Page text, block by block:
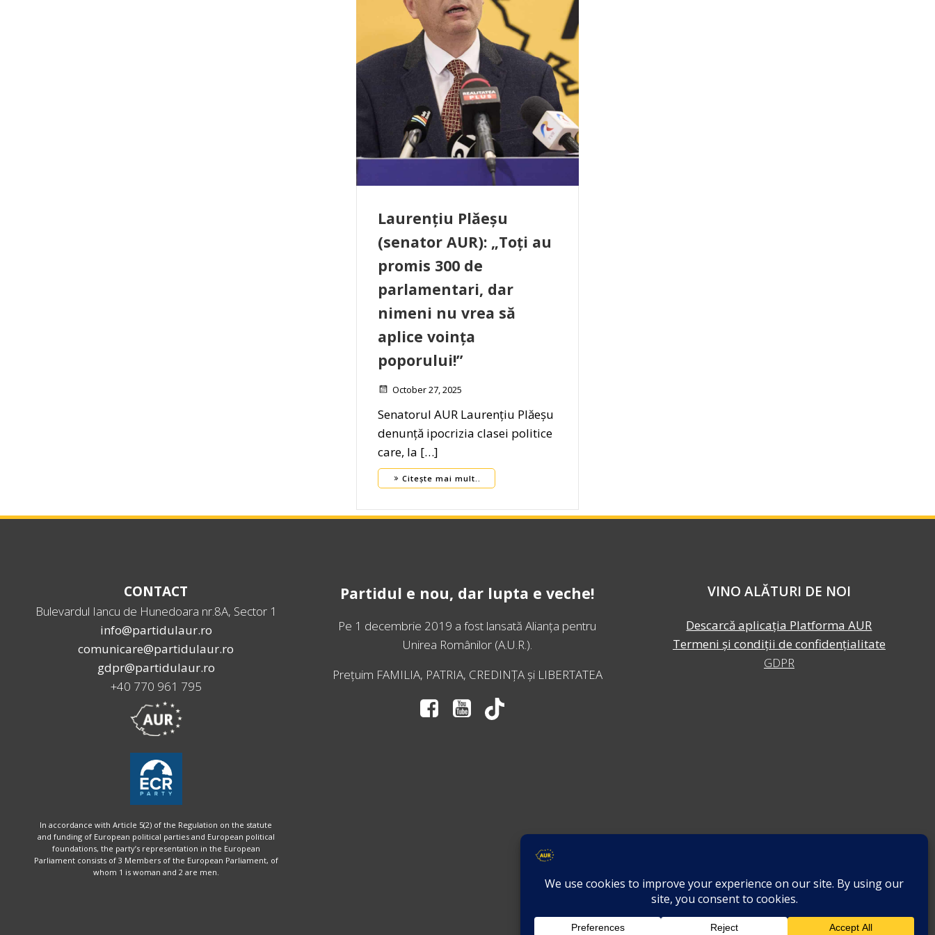
Laurențiu Plăeșu
(senator AUR): „Toți au
promis 300 de
parlamentari, dar
nimeni nu vrea să
aplice voința
poporului!”
October 27, 2025
Senatorul AUR Laurențiu Plăeșu
denunță ipocrizia clasei politice
care, la […]
Citește mai mult..
CONTACT
Bulevardul Iancu de Hunedoara nr.8A, Sector 1
info@partidulaur.ro
comunicare@partidulaur.ro
gdpr@partidulaur.ro
+40 770 961 795
In accordance with Article 5(2) of the Regulation on the statute
and funding of European political parties and European political
foundations, the party’s representation in the European
Parliament consists of 3 Members of the European Parliament, of
whom 1 is woman and 2 are men.
Partidul e nou, dar lupta e veche!
Pe 1 decembrie 2019 a fost lansatăAlianța pentru
Unirea Românilor(A.U.R.).
Prețuim FAMILIA, PATRIA, CREDINȚA și LIBERTATEA
VINO ALĂTURI DE NOI
Descarcă aplicația Platforma AUR
Termeni și condiții de confidențialitate
GDPR